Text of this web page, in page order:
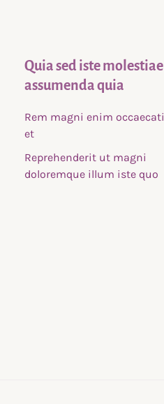
Quia sed iste molestiae
assumenda quia
Rem magni enim occaecati
et
Reprehenderit ut magni
doloremque illum iste quo